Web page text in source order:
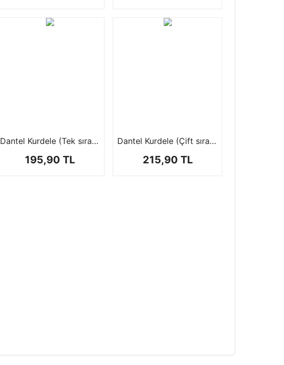
Dantel Kurdele (Tek sıra-2cm-25 mt)
195,90 TL
Dantel Kurdele (Çift sıra- 4 cm-25 mt)
215,90 TL